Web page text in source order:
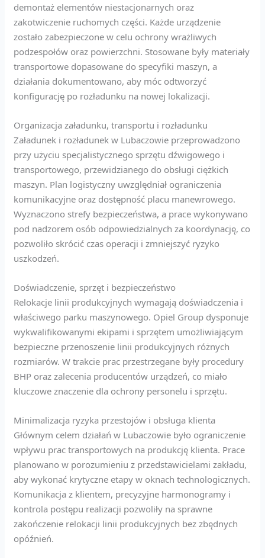
demontaż elementów niestacjonarnych oraz
zakotwiczenie ruchomych części. Każde urządzenie
zostało zabezpieczone w celu ochrony wrażliwych
podzespołów oraz powierzchni. Stosowane były materiały
transportowe dopasowane do specyfiki maszyn, a
działania dokumentowano, aby móc odtworzyć
konfigurację po rozładunku na nowej lokalizacji.
Organizacja załadunku, transportu i rozładunku
Załadunek i rozładunek w Lubaczowie przeprowadzono
przy użyciu specjalistycznego sprzętu dźwigowego i
transportowego, przewidzianego do obsługi ciężkich
maszyn. Plan logistyczny uwzględniał ograniczenia
komunikacyjne oraz dostępność placu manewrowego.
Wyznaczono strefy bezpieczeństwa, a prace wykonywano
pod nadzorem osób odpowiedzialnych za koordynację, co
pozwoliło skrócić czas operacji i zmniejszyć ryzyko
uszkodzeń.
Doświadczenie, sprzęt i bezpieczeństwo
Relokacje linii produkcyjnych wymagają doświadczenia i
właściwego parku maszynowego. Opiel Group dysponuje
wykwalifikowanymi ekipami i sprzętem umożliwiającym
bezpieczne przenoszenie linii produkcyjnych różnych
rozmiarów. W trakcie prac przestrzegane były procedury
BHP oraz zalecenia producentów urządzeń, co miało
kluczowe znaczenie dla ochrony personelu i sprzętu.
Minimalizacja ryzyka przestojów i obsługa klienta
Głównym celem działań w Lubaczowie było ograniczenie
wpływu prac transportowych na produkcję klienta. Prace
planowano w porozumieniu z przedstawicielami zakładu,
aby wykonać krytyczne etapy w oknach technologicznych.
Komunikacja z klientem, precyzyjne harmonogramy i
kontrola postępu realizacji pozwoliły na sprawne
zakończenie relokacji linii produkcyjnych bez zbędnych
opóźnień.